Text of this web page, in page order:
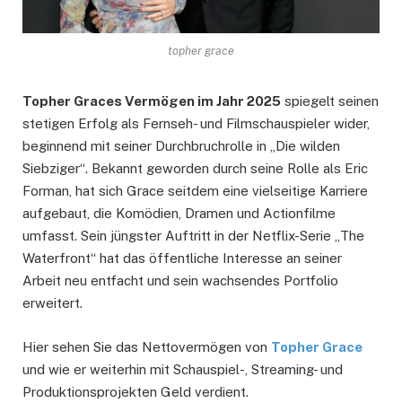
topher grace
Topher Graces Vermögen im Jahr 2025 spiegelt seinen
stetigen Erfolg als Fernseh- und Filmschauspieler wider,
beginnend mit seiner Durchbruchrolle in „Die wilden
Siebziger“. Bekannt geworden durch seine Rolle als Eric
Forman, hat sich Grace seitdem eine vielseitige Karriere
aufgebaut, die Komödien, Dramen und Actionfilme
umfasst. Sein jüngster Auftritt in der Netflix-Serie „The
Waterfront“ hat das öffentliche Interesse an seiner
Arbeit neu entfacht und sein wachsendes Portfolio
erweitert.
Hier sehen Sie das Nettovermögen von Topher Grace
und wie er weiterhin mit Schauspiel-, Streaming- und
Produktionsprojekten Geld verdient.